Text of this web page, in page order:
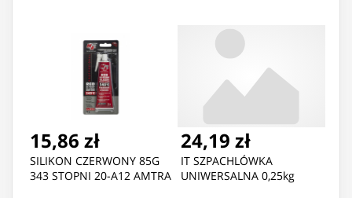
15,86 zł
SILIKON CZERWONY 85G
343 STOPNI 20-A12 AMTRA
24,19 zł
IT SZPACHLÓWKA
UNIWERSALNA 0,25kg